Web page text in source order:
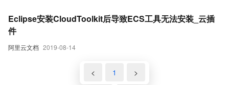
阿里云文档 2019-08-14
Eclipse安装CloudToolkit后导致ECS工具无法安装_云插
件
< 1 >